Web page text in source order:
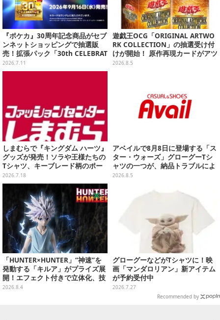
『ポケカ』30周年記念商品がセブ
ンネットショッピングで抽選販
売！拡張パック「30th CELEBRAT
ION」と「エーフィ・ブラッキー
セット」が対象
2026.7.11
遊戯王OCG「ORIGINAL ARTWO
RK COLLECTION」の抽選受け付
けが開始！ 原作再現カードがアツ
いスペシャルパック
2026.8.5
しまむらで『キングダム ハーツ』
グッズが発売！ソラや王様たちの
Tシャツ、キーブレード柄のポー
チなど幅広いデザイン
2026.7.18
アベイルで8月8日に登場する「ス
ター・ウォーズ」グローグーTシ
ャツの一つが、納品トラブルによ
り販売日変更へ
2026.8.5
「HUNTER×HUNTER」“神速”を
発動する「キルア」がプライズ展
開！エフェクト付きで立体化、技
名アクリルパネル付き
2026.8.4
グローグーなどがTシャツに！映
画「マンダロリアン」新アイテム
が予約受付中
2026.7.27
Recommended by